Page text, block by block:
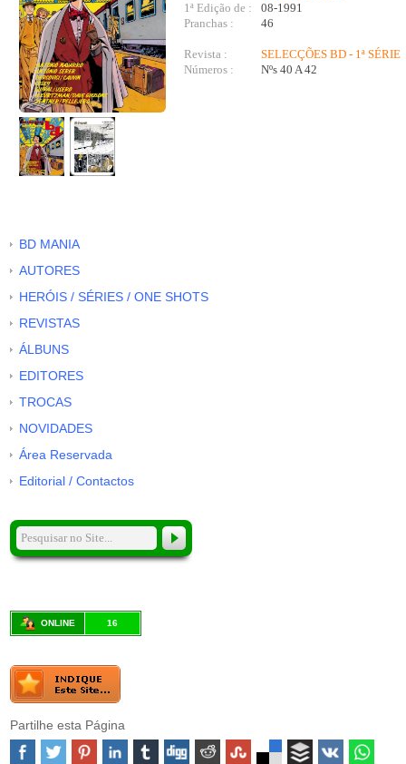
1ª Edição de :
08-1991
Pranchas :
46
Revista :
SELECÇÕES BD - 1ª SÉRIE
Números :
Nºs 40 A 42
BD MANIA
AUTORES
HERÓIS / SÉRIES / ONE SHOTS
REVISTAS
ÁLBUNS
EDITORES
TROCAS
NOVIDADES
Área Reservada
Editorial / Contactos
ONLINE 16
Partilhe esta Página